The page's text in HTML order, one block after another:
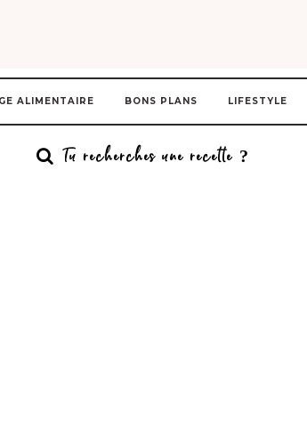
ALIMENTAIRE BONS PLANS LIFESTYLE